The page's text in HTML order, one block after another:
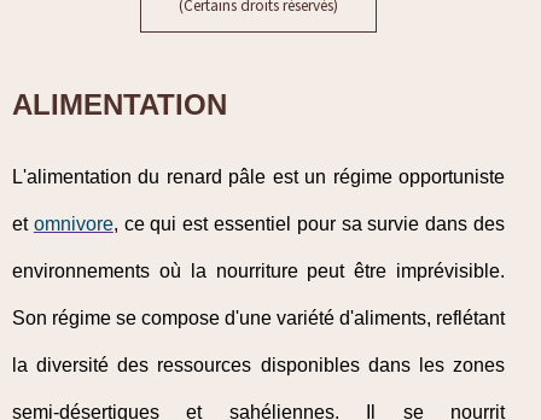
(Certains droits réservés)
ALIMENTATION
L'alimentation du renard pâle est un régime opportuniste
et omnivore, ce qui est essentiel pour sa survie dans des
environnements où la nourriture peut être imprévisible.
Son régime se compose d'une variété d'aliments, reflétant
la diversité des ressources disponibles dans les zones
semi-désertiques et sahéliennes. Il se nourrit